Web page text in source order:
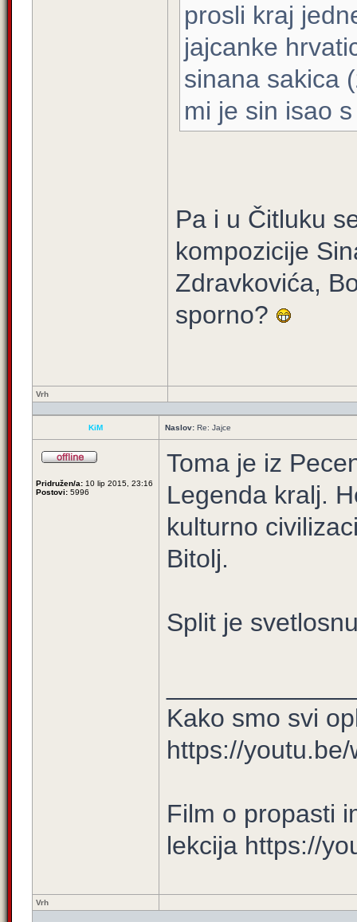
prosli kraj
jajcanke
sinana sakica
mi je sin isao
Pa i u Čitluku
kompozicije
Zdravkovića,
sporno?
Vrh
KiM Naslov: Re: Jajce
Pridružen/a: 10 lip 2015, 23:16
Postovi: 5996
Toma je iz
Legenda kralj.
kulturno
Bitolj.
Split je
Kako smo svi
https://
Film o propasti
lekcija https://
Vrh